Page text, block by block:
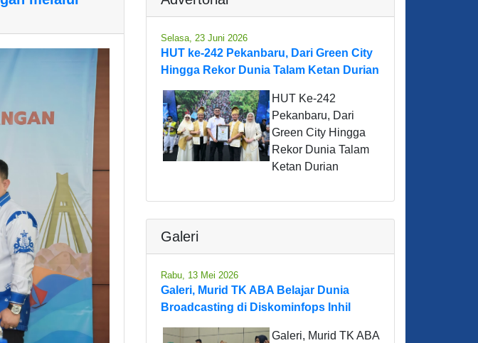
Selasa, 23 Juni 2026
HUT ke-242 Pekanbaru, Dari Green City
Hingga Rekor Dunia Talam Ketan Durian
HUT Ke-242
Pekanbaru, Dari
Green City Hingga
Rekor Dunia Talam
Ketan Durian
Galeri
Rabu, 13 Mei 2026
Galeri, Murid TK ABA Belajar Dunia
Broadcasting di Diskominfops Inhil
Galeri, Murid TK ABA